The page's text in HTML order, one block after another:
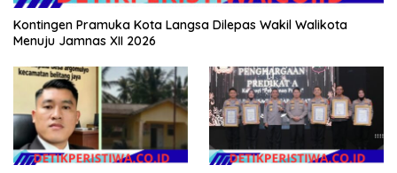
Kontingen Pramuka Kota Langsa Dilepas Wakil Walikota
Menuju Jamnas XII 2026